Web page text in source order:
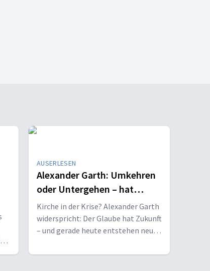
AUSERLESEN
Alexander Garth: Umkehren
oder Untergehen – hat
Kirche noch Zukunft?
Kirche in der Krise? Alexander Garth
widerspricht: Der Glaube hat Zukunft
– und gerade heute entstehen neue